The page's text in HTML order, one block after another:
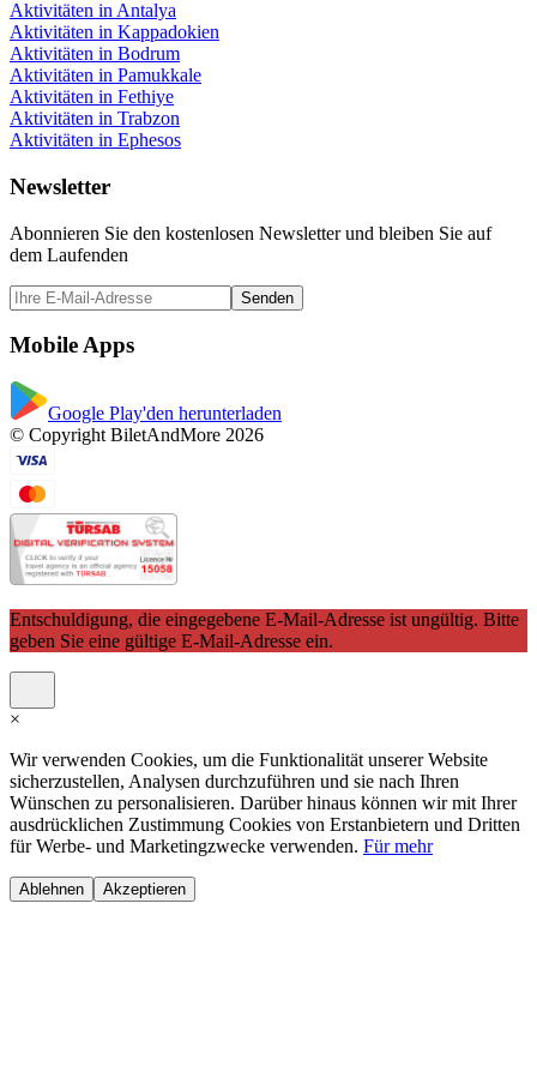
Aktivitäten in Antalya
Aktivitäten in Kappadokien
Aktivitäten in Bodrum
Aktivitäten in Pamukkale
Aktivitäten in Fethiye
Aktivitäten in Trabzon
Aktivitäten in Ephesos
Newsletter
Abonnieren Sie den kostenlosen Newsletter und bleiben Sie auf
dem Laufenden
Senden
Mobile Apps
Google Play'den herunterladen
© Copyright BiletAndMore 2026
Entschuldigung, die eingegebene E-Mail-Adresse ist ungültig. Bitte
geben Sie eine gültige E-Mail-Adresse ein.
×
Wir verwenden Cookies, um die Funktionalität unserer Website
sicherzustellen, Analysen durchzuführen und sie nach Ihren
Wünschen zu personalisieren. Darüber hinaus können wir mit Ihrer
ausdrücklichen Zustimmung Cookies von Erstanbietern und Dritten
für Werbe- und Marketingzwecke verwenden. Für mehr
Ablehnen Akzeptieren